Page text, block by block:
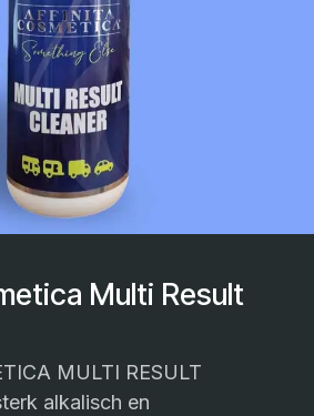
Multi Result
MULTI RESULT
alkalisch en